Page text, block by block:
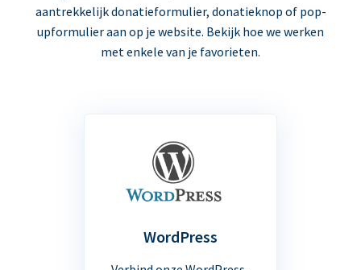
aantrekkelijk donatieformulier, donatieknop of pop-
upformulier aan op je website. Bekijk hoe we werken
met enkele van je favorieten.
WordPress